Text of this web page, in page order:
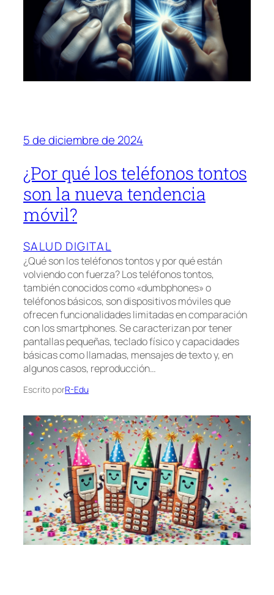
5 de diciembre de 2024
¿Por qué los teléfonos tontos
son la nueva tendencia
móvil?
SALUD DIGITAL
¿Qué son los teléfonos tontos y por qué están
volviendo con fuerza? Los teléfonos tontos,
también conocidos como «dumbphones» o
teléfonos básicos, son dispositivos móviles que
ofrecen funcionalidades limitadas en comparación
con los smartphones. Se caracterizan por tener
pantallas pequeñas, teclado físico y capacidades
básicas como llamadas, mensajes de texto y, en
algunos casos, reproducción…
Escrito porR-Edu